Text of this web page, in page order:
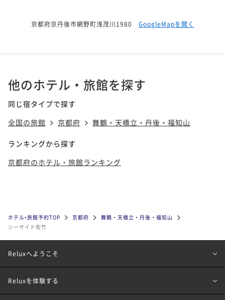
京都府京丹後市網野町浅茂川1980 GoogleMapを開く
他のホテル・旅館を探す
同じ宿タイプで探す
全国の旅館
京都府 舞鶴・天橋立・丹後・福知山
ランキングから探す
京都府のホテル・旅館ランキング
ホテル•旅館予約TOP 京都府
舞鶴・天橋立・丹後・福知山
シーサイド佐竹
Reluxへようこそ
Reluxを体験する